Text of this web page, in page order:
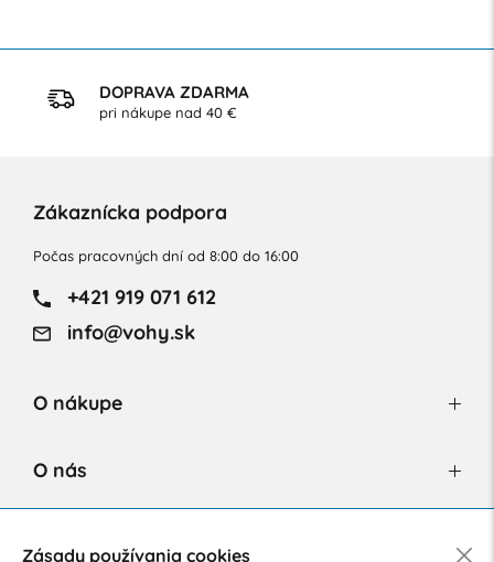
DOPRAVA ZDARMA
pri nákupe nad 40 €
Zákaznícka podpora
Počas pracovných dní od 8:00 do 16:00
+421 919 071 612
info@vohy.sk
O nákupe
O nás
Zásady používania cookies